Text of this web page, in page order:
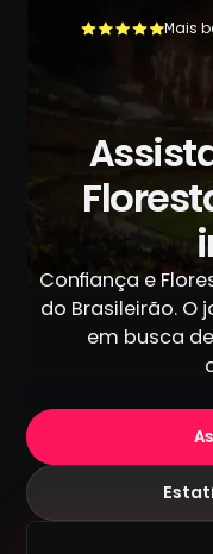
Mais
+500.000
Confiança e
do Brasileirão. O
em busca